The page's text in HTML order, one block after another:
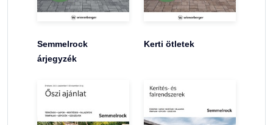
Semmelrock
árjegyzék
Kerti ötletek